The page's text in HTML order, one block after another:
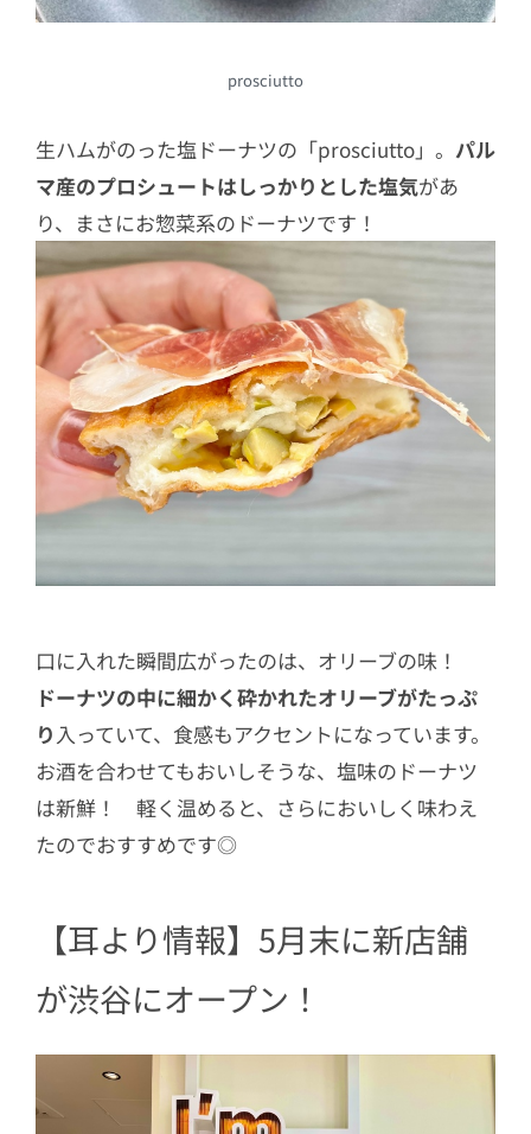
prosciutto
生ハムがのった塩ドーナツの「prosciutto」。 パル
マ産のプロシュートはしっかりとした塩気があ
り、まさにお惣菜系のドーナツです！
口に入れた瞬間広がったのは、オリーブの味！
ドーナツの中に細かく砕かれたオリーブがたっぷ
り 入っていて、食感もアクセントになっています。
お酒を合わせてもおいしそうな、塩味のドーナツ
は新鮮！ 軽く温めると、さらにおいしく味わえ
たのでおすすめです◎
【耳より情報】5月末に新店舗
が渋谷にオープン！